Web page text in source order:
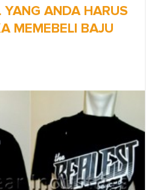
YANG ANDA HARUS
MEMEBELI BAJU